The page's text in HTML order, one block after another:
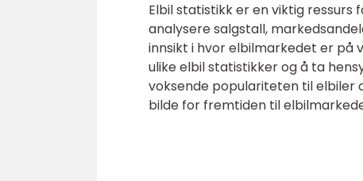
Elbil statistikk er en viktig
analysere salgstall,
innsikt i hvor elbilmarkedet er
ulike elbil statistikker og å ta
voksende populariteten til elbiler
bilde for fremtiden til